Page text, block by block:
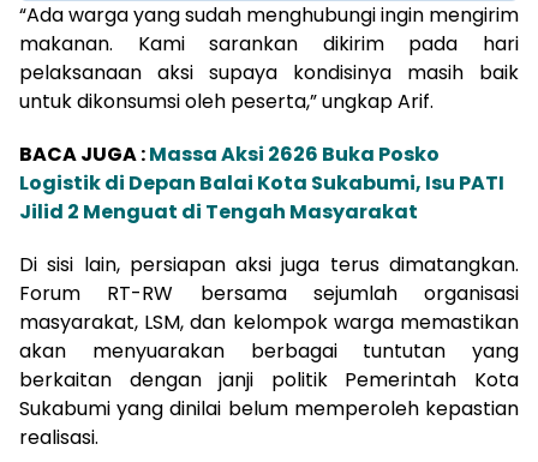
“Ada warga yang sudah menghubungi ingin mengirim
makanan. Kami sarankan dikirim pada hari
pelaksanaan aksi supaya kondisinya masih baik
untuk dikonsumsi oleh peserta,” ungkap Arif.
BACA JUGA :Massa Aksi 2626 Buka Posko
Logistik di Depan Balai Kota Sukabumi, Isu PATI
Jilid 2 Menguat di Tengah Masyarakat
Di sisi lain, persiapan aksi juga terus dimatangkan.
Forum RT-RW bersama sejumlah organisasi
masyarakat, LSM, dan kelompok warga memastikan
akan menyuarakan berbagai tuntutan yang
berkaitan dengan janji politik Pemerintah Kota
Sukabumi yang dinilai belum memperoleh kepastian
realisasi.